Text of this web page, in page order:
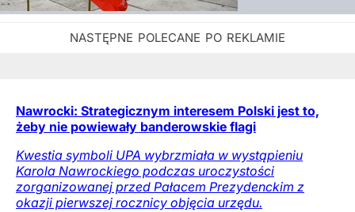
Nawrocki: Strategicznym interesem Polski jest to,
żeby nie powiewały banderowskie flagi
Kwestia symboli UPA wybrzmiała w wystąpieniu
Karola Nawrockiego podczas uroczystości
zorganizowanej przed Pałacem Prezydenckim z
okazji pierwszej rocznicy objęcia urzędu.